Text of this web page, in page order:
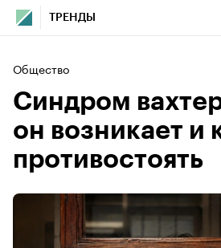
ТРЕНДЫ
Общество
Cиндром
он возникает и
противостоять